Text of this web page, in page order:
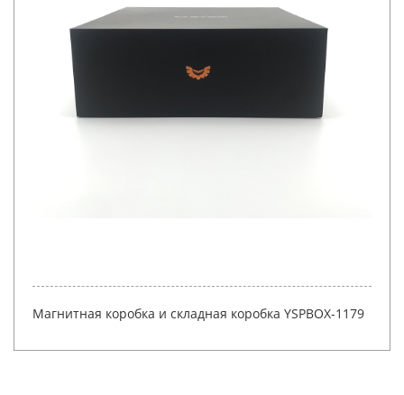
Индивидуальная упаковка электронных подарочных
Упаковка для наушников со вставкой.